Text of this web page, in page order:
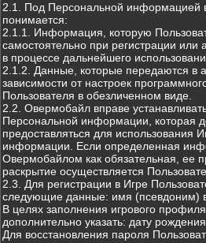
2.1. Под Персональной информацией
понимается:
2.1.1. Информация, которую
самостоятельно при регистрации или
в процессе дальнейшего
2.1.2. Данные, которые передаются в
зависимости от настроек
Пользователя в обезличенном виде.
2.2. Овермобайл вправе
Персональной информации, которая
предоставляться для использования
информации. Если определенная
Овермобайлом как обязательная, ее
раскрытие осуществляется
2.3. Для регистрации в Игре
следующие данные: имя (псевдоним)
В целях заполнения игрового
дополнительно указать: дату
Для восстановления пароля